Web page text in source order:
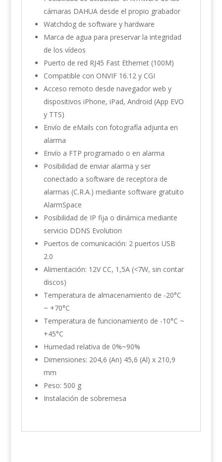
cámaras DAHUA desde el propio grabador
Watchdog de software y hardware
Marca de agua para preservar la integridad
de los vídeos
Puerto de red RJ45 Fast Ethernet (100M)
Compatible con ONVIF 16.12 y CGI
Acceso remoto desde navegador web y
dispositivos iPhone, iPad, Android (App EVO
y TTS)
Envío de eMails con fotografía adjunta en
alarma
Envío a FTP programado o en alarma
Posibilidad de enviar alarma y ser
conectado a software de receptora de
alarmas (C.R.A.) mediante software gratuito
AlarmSpace
Posibilidad de IP fija o dinámica mediante
servicio DDNS Evolution
Puertos de comunicación: 2 puertos USB
2.0
Alimentación: 12V CC, 1,5A (<7W, sin contar
discos)
Temperatura de almacenamiento de -20°C
~ +70°C
Temperatura de funcionamiento de -10°C ~
+45°C
Humedad relativa de 0%~90%
Dimensiones: 204,6 (An) 45,6 (Al) x 210,9
mm
Peso: 500 g
Instalación de sobremesa